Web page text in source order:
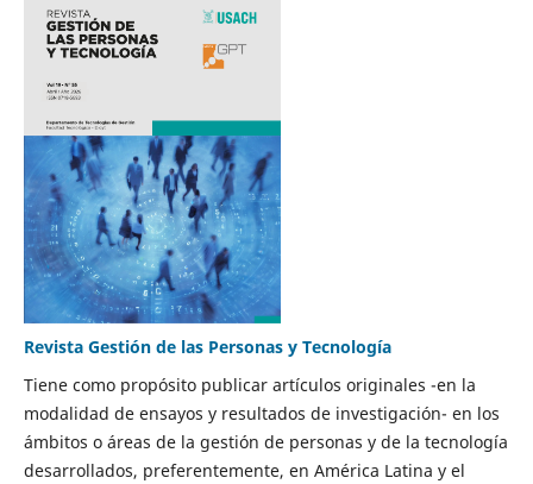
Revista Gestión de las Personas y Tecnología
Tiene como propósito publicar artículos originales -en la
modalidad de ensayos y resultados de investigación- en los
ámbitos o áreas de la gestión de personas y de la tecnología
desarrollados, preferentemente, en América Latina y el